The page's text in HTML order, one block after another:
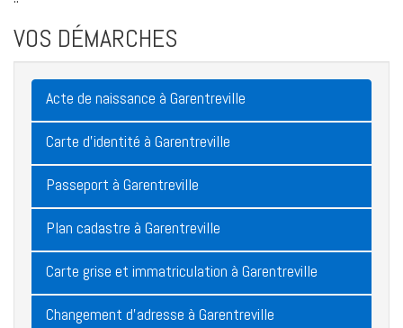
VOS DÉMARCHES
Acte de naissance à Garentreville
Carte d'identité à Garentreville
Passeport à Garentreville
Plan cadastre à Garentreville
Carte grise et immatriculation à Garentreville
Changement d'adresse à Garentreville